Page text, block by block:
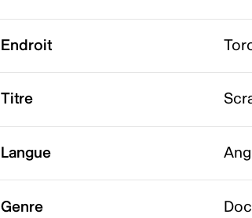
Endroit
Titre
Langue
Genre